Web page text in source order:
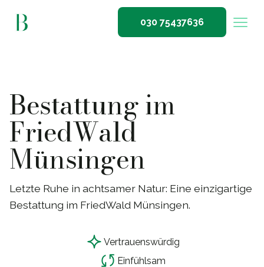
030 75437636
Bestattung im
FriedWald
Münsingen
Letzte Ruhe in achtsamer Natur: Eine einzigartige
Bestattung im FriedWald Münsingen.
Vertrauenswürdig
Einfühlsam